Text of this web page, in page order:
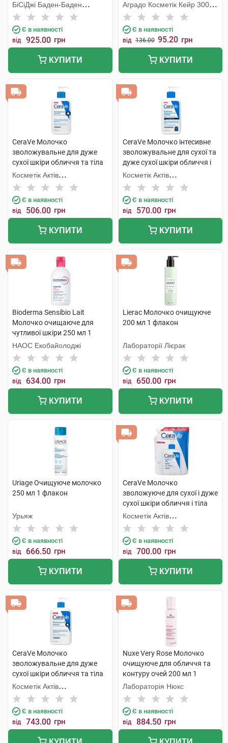
БіСіДжі Баден-Баден
Косметікс Груп Гмбх
Є в наявності
від 925.00 грн
КУПИТИ
Аградо Косметік Кейр 3000
С.Л.У.
Є в наявності
від 136.00 95.20 грн
КУПИТИ
CeraVe Молочко
зволожувальне для дуже
сухої шкіри обличчя та тіла
236 мл 1 флакон
Косметік Актів
Інтернаціональ
Є в наявності
від 506.00 грн
КУПИТИ
CeraVe Молочко інтесивне
зволожувальне для сухої та
дуже сухої шкіри обличчя і
тіла 236 мл 1 флакон
Косметік Актів
Інтернаціональ
Є в наявності
від 570.00 грн
КУПИТИ
Bioderma Sensibio Lait
Молочко очищаюче для
чутливої шкіри 250 мл 1
флакон
НАОС Екобайолоджі
Є в наявності
від 634.00 грн
КУПИТИ
Lierac Молочко очищуюче
200 мл 1 флакон
Лабораторії Лієрак
Є в наявності
від 650.00 грн
КУПИТИ
Uriage Очищуюче молочко
250 мл 1 флакон
Урьяж
Є в наявності
від 666.50 грн
КУПИТИ
CeraVe Молочко
зволожуюче для сухої і дуже
сухої шкіри обличчя і тіла
473 мл 1 пакет
Косметік Актів
Інтернаціональ
Є в наявності
від 700.00 грн
КУПИТИ
CeraVe Молочко
зволожувальне для дуже
сухої шкіри обличчя та тіла
473 мл 1 флакон
Косметік Актів
Інтернаціональ
Є в наявності
від 743.00 грн
Nuxe Very Rose Молочко
очищуюче для обличчя та
контуру очей 200 мл 1
флакон
Лабораторія Нюкс
Є в наявності
від 884.50 грн